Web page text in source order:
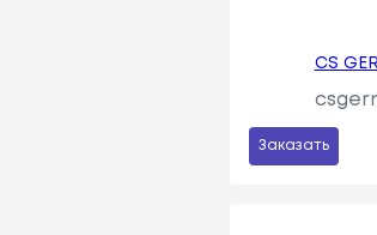
CS
Заказать